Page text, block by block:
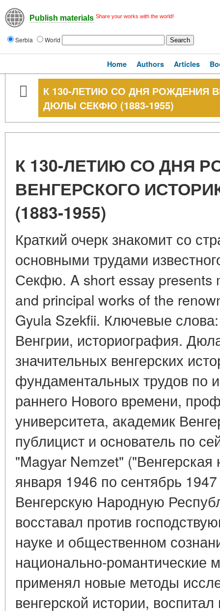
Publish materials Share your works with the world!
Serbia World
Home Authors Articles
К 130-ЛЕТИЮ СО ДНЯ РОЖДЕНИЯ
ДЮЛЫ СЕКФЮ (1883-1955)
К 130-ЛЕТИЮ СО ДНЯ
ВЕНГЕРСКОГО
(1883-1955)
Краткий очерк знакомит со
основными трудами
Секфю. A short essay presents
and principal works of the
Gyula Szekfii. Ключевые
Венгрии, историография.
значительных венгерских
фундаментальных трудов по
раннего Нового времени,
университета, академик
публицист и основатель по
"Magyar Nemzet"
января 1946 по сентябрь
Венгерскую Народную
восставал против
науке и общественном
национально-романтические
применял новые методы
венгерской истории,